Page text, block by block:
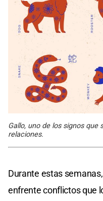
Gallo, uno de los signos
relaciones.
Durante estas
enfrente conflictos que